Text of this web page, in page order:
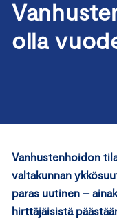
olla
Vanhustenhoidon
valtakunnan
paras uutinen –
hirttäjäisistä